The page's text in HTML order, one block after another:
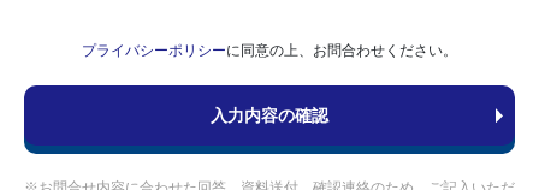
プライバシーポリシーに同意の上、お問合わせください。